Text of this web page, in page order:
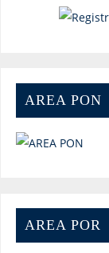
AREA PON
AREA POR